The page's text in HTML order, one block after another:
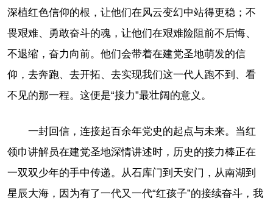
深植红色信仰的根，让他们在风云变幻中站得更稳；不
畏艰难、勇敢奋斗的魂，让他们在艰难险阻前不后悔、
不退缩，奋力向前。他们会带着在建党圣地萌发的信
仰，去奔跑、去开拓、去实现我们这一代人跑不到、看
不见的那一程。这便是“接力”最壮阔的意义。
一封回信，连接起百余年党史的起点与未来。当红
领巾讲解员在建党圣地深情讲述时，历史的接力棒正在
一双双少年的手中传递。从石库门到天安门，从南湖到
星辰大海，因为有了一代又一代“红孩子”的接续奋斗，我